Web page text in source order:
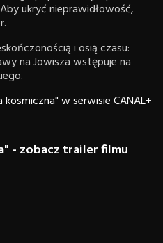
ukryć nieprawidłowość,
i osią czasu:
na Jowisza wstępuje na
w serwisie CANAL+
- zobacz trailer filmu